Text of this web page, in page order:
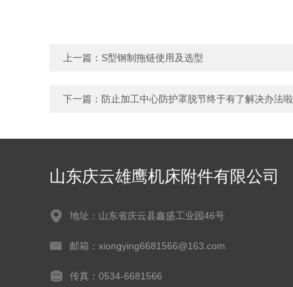
上一篇： S型钢制拖链使用及选型
下一篇： 防止加工中心防护罩脱节终于有了解决办法啦
山东庆云雄鹰机床附件有限公司
地址：山东省庆云县鑫盛工业园46号
邮箱：xiongying6681566@163.com
传真：0534-6681566